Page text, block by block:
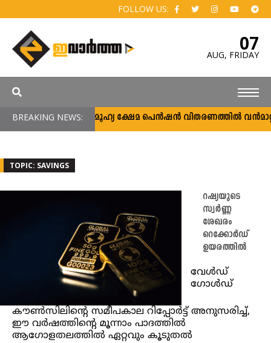
FOLLOW US:
07
AUG, FRIDAY
BREAKING NEWS:സാമൂഹ്യ ക്ഷേമ പെൻഷൻ വിതരണത്തിൽ വൻമാറ്റം;
TOPIC: SAVINGS
റഷ്യയുടെ
സ്വർണ്ണ
ശേഖരം
റെക്കോർഡ്
ഉയരത്തിൽ
വേൾഡ്
ഗോൾഡ്
കൗൺസിലിന്റെ സമീപകാല റിപ്പോർട്ട് അനുസരിച്ച്,
ഈ വർഷത്തിന്റെ മൂന്നാം പാദത്തിൽ
ആഗോളതലത്തിൽ ഏറ്റവും കൂടുതൽ